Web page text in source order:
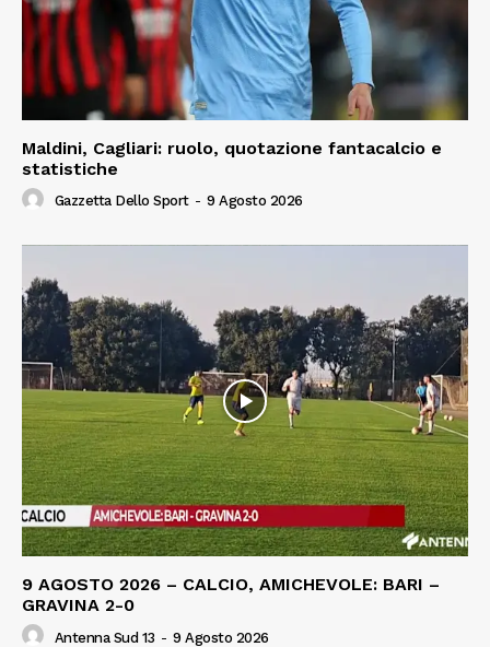
Maldini, Cagliari: ruolo, quotazione fantacalcio e
statistiche
Gazzetta Dello Sport - 9 Agosto 2026
9 AGOSTO 2026 – CALCIO, AMICHEVOLE: BARI –
GRAVINA 2-0
Antenna Sud 13 - 9 Agosto 2026